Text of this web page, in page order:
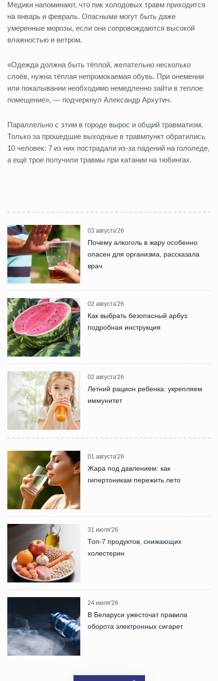
Медики напоминают, что пик холодовых травм приходится
на январь и февраль. Опасными могут быть даже
умеренные морозы, если они сопровождаются высокой
влажностью и ветром.
«Одежда должна быть тёплой, желательно несколько
слоёв, нужна тёплая непромокаемая обувь. При онемении
или покалывании необходимо немедленно зайти в теплое
помещение», — подчеркнул Александр Архутич.
Параллельно с этим в городе вырос и общий травматизм.
Только за прошедшие выходные в травмпункт обратились
10 человек: 7 из них пострадали из-за падений на гололеде,
а ещё трое получили травмы при катании на тюбингах.
03 августа'26
Почему алкоголь в жару особенно
опасен для организма, рассказала
врач
02 августа'26
Как выбрать безопасный арбуз:
подробная инструкция
02 августа'26
Летний рацион ребенка: укрепляем
иммунитет
01 августа'26
Жара под давлением: как
гипертоникам пережить лето
31 июля'26
Топ-7 продуктов, снижающих
холестерин
24 июля'26
В Беларуси ужесточат правила
оборота электронных сигарет